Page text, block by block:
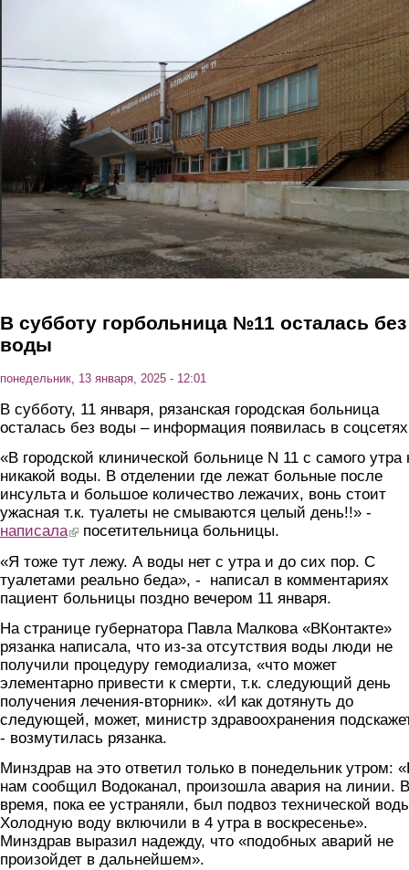
В субботу горбольница №11 осталась без
воды
понедельник, 13 января, 2025 - 12:01
В субботу, 11 января, рязанская городская больница
осталась без воды – информация появилась в
«В городской клинической больнице N 11 с самого утра
никакой воды. В отделении где лежат больные после
инсульта и большое количество лежачих, вонь стоит
ужасная т.к. туалеты не смываются целый день!!» -
написала(link is external)
посетительница больницы.
«Я тоже тут лежу. А воды нет с утра и до сих пор. С
туалетами реально беда», - написал в комментариях
пациент больницы поздно вечером 11 января.
На странице губернатора Павла Малкова «ВКонтакте»
рязанка написала, что из-за отсутствия воды люди не
получили процедуру гемодиализа, «что может
элементарно привести к смерти, т.к. следующий день
получения лечения-вторник». «И как дотянуть до
следующей, может, министр здравоохранения
- возмутилась рязанка.
Минздрав на это ответил только в понедельник утром:
нам сообщил Водоканал, произошла авария на линии.
время, пока ее устраняли, был подвоз технической
Холодную воду включили в 4 утра в воскресенье».
Минздрав выразил надежду, что «подобных аварий не
произойдет в дальнейшем».